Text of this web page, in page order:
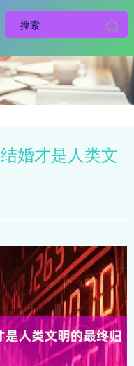
婚才是人类文